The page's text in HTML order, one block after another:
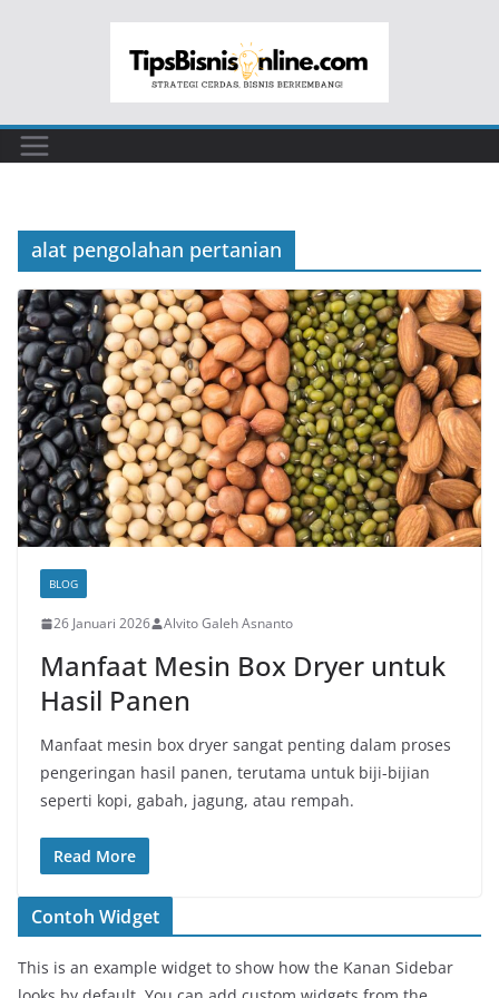
alat pengolahan pertanian
BLOG
26 Januari 2026 Alvito Galeh Asnanto
Manfaat Mesin Box Dryer untuk
Hasil Panen
Manfaat mesin box dryer sangat penting dalam proses
pengeringan hasil panen, terutama untuk biji-bijian
seperti kopi, gabah, jagung, atau rempah.
Read More
Contoh Widget
This is an example widget to show how the Kanan Sidebar